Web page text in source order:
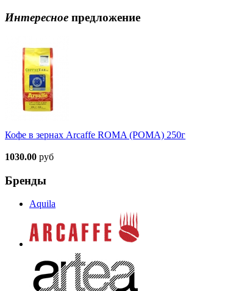
Интересное предложение
Кофе в зернах Arcaffe ROMA (РОМА) 250г
1030.00 руб
Бренды
Aquila